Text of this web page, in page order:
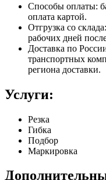
Способы оплаты:
оплата картой.
Отгрузка со
рабочих дней
Доставка по
транспортных
региона доставки.
Услуги:
Резка
Гибка
Подбор
Маркировка